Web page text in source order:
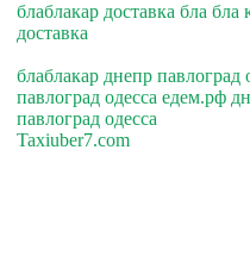
блаблакар доставка бла бла
доставка
блаблакар днепр павлоград
павлоград одесса едем.рф
павлоград одесса
Taxiuber7.com